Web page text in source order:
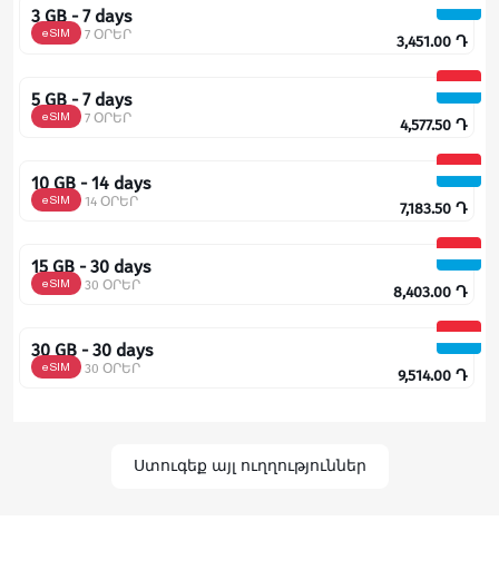
3 GB - 7 days
eSIM 7 ՕՐԵՐ 3,451.00 Դ
5 GB - 7 days
eSIM 7 ՕՐԵՐ 4,577.50 Դ
10 GB - 14 days
eSIM 14 ՕՐԵՐ 7,183.50 Դ
15 GB - 30 days
eSIM 30 ՕՐԵՐ 8,403.00 Դ
30 GB - 30 days
eSIM 30 ՕՐԵՐ 9,514.00 Դ
Ստուգեք այլ ուղղություններ